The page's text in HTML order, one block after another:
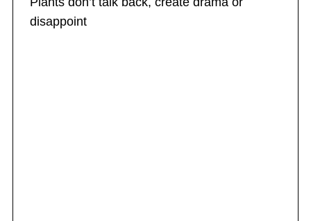
disappoint